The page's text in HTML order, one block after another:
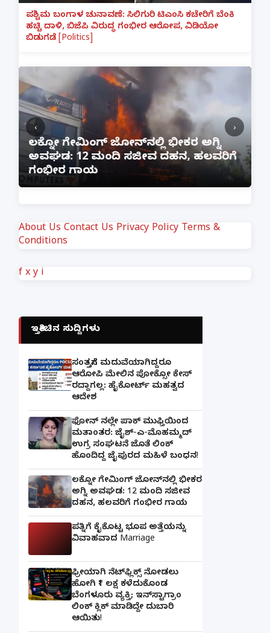
ಪಶ್ಚಿಮ ಬಂಗಾಳ ಚುನಾವಣೆ: ಸಿಲಿಗುರಿ ಟಿಎಂಸಿ ಕಚೇರಿಗೆ ಬೆಂಕಿ
ಹಚ್ಚಿ ದಾಳಿ, ಬಿಜೆಪಿ ವಿರುದ್ಧ ಗಂಭೀರ ಆರೋಪ, ವಿಡಿಯೋ
ಬಿಡುಗಡೆ [Politics]
ಲಕ್ನೋ ಗೇಮಿಂಗ್ ಜೋನ್‌ನಲ್ಲಿ ಭೀಕರ ಅಗ್ನಿ
ಅವಘಡ: 12 ಮಂದಿ ಸಜೀವ ದಹನ, ಹಲವರಿಗೆ
ಗಂಭೀರ ಗಾಯ
‹ ›
About Us Contact Us Privacy Policy Terms &
Conditions
f x y i
ಇತ್ತೀಚಿನ ಸುದ್ದಿಗಳು
ಸಂತ್ರಸ್ತೆಗೆ ಮದುವೆಯಾಗಿದ್ದರೂ
ಆರೋಪಿ ಮೇಲಿನ ಪೋಕ್ಸೋ ಕೇಸ್
ರದ್ದಾಗಲ್ಲ: ಹೈಕೋರ್ಟ್ ಮಹತ್ವದ
ಆದೇಶ
ಫೋನ್ ನಲ್ಲೇ ಪಾಕ್ ಮುಫ್ತಿಯಿಂದ
ಮತಾಂತರ: ಜೈಶ್-ಎ-ಮೊಹಮ್ಮದ್
ಉಗ್ರ ಸಂಘಟನೆ ಜೊತೆ ಲಿಂಕ್
ಹೊಂದಿದ್ದ ಜೈಪುರದ ಮಹಿಳೆ ಬಂಧನ!
ಲಕ್ನೋ ಗೇಮಿಂಗ್ ಜೋನ್‌ನಲ್ಲಿ ಭೀಕರ
ಅಗ್ನಿ ಅವಘಡ: 12 ಮಂದಿ ಸಜೀವ
ದಹನ, ಹಲವರಿಗೆ ಗಂಭೀರ ಗಾಯ
ಪತ್ನಿಗೆ ಕೈಕೊಟ್ಟ ಭೂಪ ಅತ್ತೆಯನ್ನು
ವಿವಾಹವಾದ Marriage
ಫ್ರೀಯಾಗಿ ನೆಟ್‌ಫ್ಲಿಕ್ಸ್ ನೋಡಲು
ಹೋಗಿ ₹1 ಲಕ್ಷ ಕಳೆದುಕೊಂಡ
ಬೆಂಗಳೂರು ವ್ಯಕ್ತಿ; ಇನ್‌ಸ್ಟಾಗ್ರಾಂ
ಲಿಂಕ್ ಕ್ಲಿಕ್ ಮಾಡಿದ್ದೇ ದುಬಾರಿ
ಆಯಿತು!